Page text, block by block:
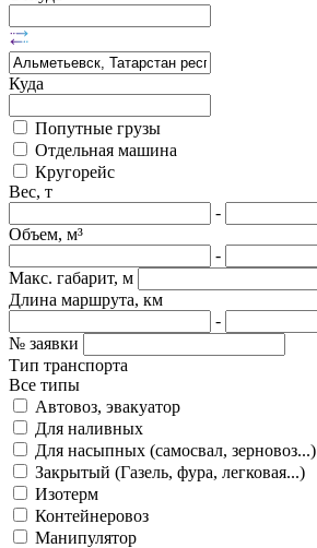
Куда
Попутные грузы
Отдельная машина
Кругорейс
Вес, т
-
Объем, м³
-
Макс. габарит, м
Длина маршрута, км
-
№ заявки
Тип транспорта
Все типы
Автовоз, эвакуатор
Для наливных
Для насыпных (самосвал, зерновоз...)
Закрытый (Газель, фура, легковая...)
Изотерм
Контейнеровоз
Манипулятор